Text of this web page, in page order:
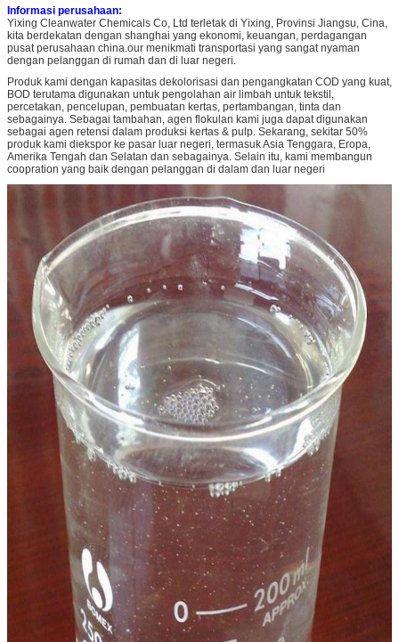
Informasi perusahaan:
Yixing Cleanwater Chemicals Co, Ltd terletak di Yixing, Provinsi Jiangsu, Cina,
kita berdekatan dengan shanghai yang ekonomi, keuangan, perdagangan
pusat perusahaan china.our menikmati transportasi yang sangat nyaman
dengan pelanggan di rumah dan di luar negeri.
Produk kami dengan kapasitas dekolorisasi dan pengangkatan COD yang kuat,
BOD terutama digunakan untuk pengolahan air limbah untuk tekstil,
percetakan, pencelupan, pembuatan kertas, pertambangan, tinta dan
sebagainya. Sebagai tambahan, agen flokulan kami juga dapat digunakan
sebagai agen retensi dalam produksi kertas & pulp. Sekarang, sekitar 50%
produk kami diekspor ke pasar luar negeri, termasuk Asia Tenggara, Eropa,
Amerika Tengah dan Selatan dan sebagainya. Selain itu, kami membangun
coopration yang baik dengan pelanggan di dalam dan luar negeri